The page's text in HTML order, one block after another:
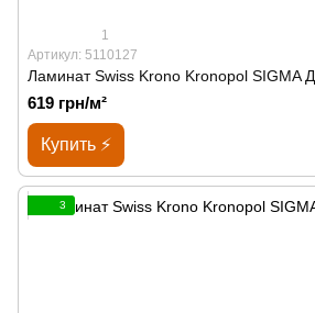
1
Артикул: 5110127
Ламинат Swiss Krono Kronopol SIGMA
619 грн/м²
Купить ⚡
3